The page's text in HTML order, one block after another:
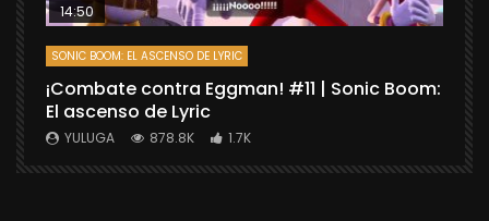
14:50
SONIC BOOM: EL ASCENSO DE LYRIC
¡Combate contra Eggman! #11 | Sonic Boom:
El ascenso de Lyric
YULUGA 878.8K 1.7K